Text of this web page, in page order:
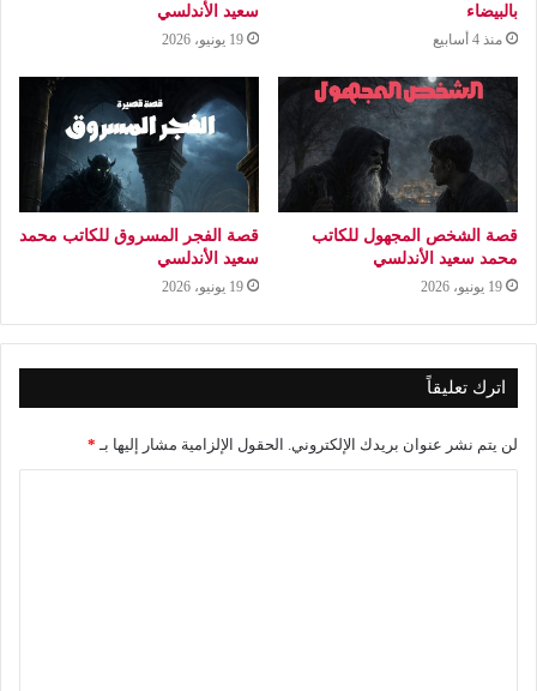
بالبيضاء
منذ 4 أسابيع
سعيد الأندلسي
19 يونيو، 2026
قصة الشخص المجهول للكاتب
محمد سعيد الأندلسي
19 يونيو، 2026
قصة الفجر المسروق للكاتب محمد
سعيد الأندلسي
19 يونيو، 2026
اترك تعليقاً
لن يتم نشر عنوان بريدك الإلكتروني. الحقول الإلزامية مشار إليها بـ *